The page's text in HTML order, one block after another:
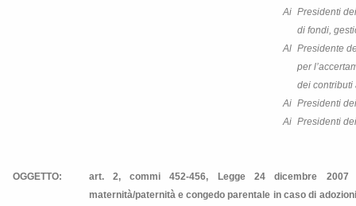
Ai Presidenti
di fondi,
Al Presidente
per
dei contributi
Ai Presidenti
Ai Presidenti
OGGETTO:
art. 2, commi 452-456, Legge 24 dicembre 2007
maternità/paternità e congedo parentale in caso di